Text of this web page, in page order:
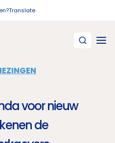
Translate
voor nieuw
de